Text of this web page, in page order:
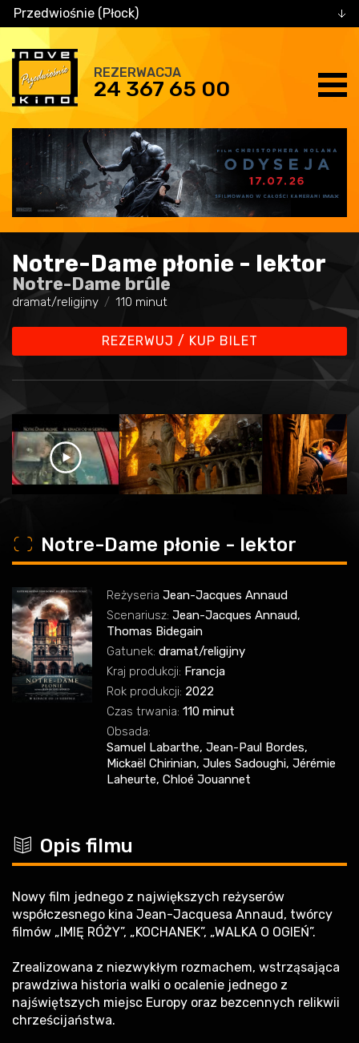
Przedwiośnie (Płock)
REZERWACJA
24 367 65 00
Notre-Dame płonie - lektor
Notre-Dame brûle
dramat/religijny 110 minut
REZERWUJ / KUP BILET
o Notre-Dame płonie - lektor
Reżyseria Jean-Jacques Annaud
Scenariusz: Jean-Jacques Annaud,
Thomas Bidegain
Gatunek: dramat/religijny
Kraj produkcji: Francja
Rok produkcji: 2022
Czas trwania: 110 minut
Obsada:
Samuel Labarthe, Jean-Paul Bordes,
Mickaël Chirinian, Jules Sadoughi, Jérémie
Laheurte, Chloé Jouannet
c Opis filmu
Nowy film jednego z największych reżyserów
współczesnego kina Jean-Jacquesa Annaud, twórcy
filmów „IMIĘ RÓŻY”, „KOCHANEK”, „WALKA O OGIEŃ”.
Zrealizowana z niezwykłym rozmachem, wstrząsająca
prawdziwa historia walki o ocalenie jednego z
najświętszych miejsc Europy oraz bezcennych relikwii
chrześcijaństwa.